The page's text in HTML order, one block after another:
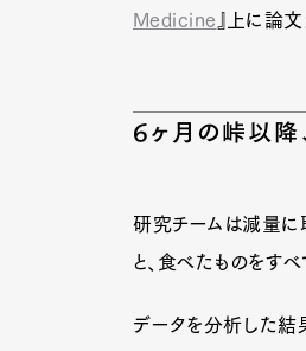
Medicine 』上に論
6ヶ月の峠以降
研究チームは減量に
と、食べたものをす
データを分析した結